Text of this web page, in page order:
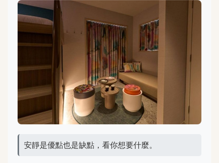
安靜是優點也是缺點，看你想要什麼。